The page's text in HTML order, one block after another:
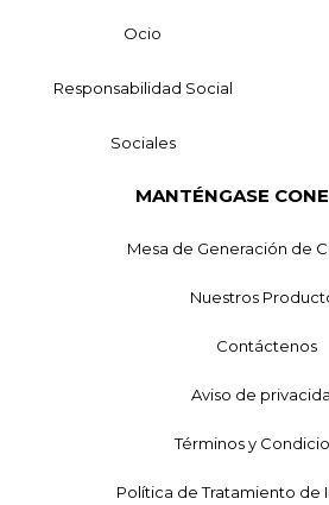
Ocio
Responsabilidad Social
Sociales
MANTÉNGASE
Mesa de Generación de
Nuestros
Contáctenos
Aviso de
Términos y
Política de Tratamiento de